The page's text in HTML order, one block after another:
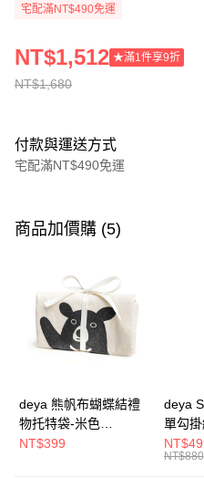
宅配滿NT$490免運
NT$1,680
NT$1,512 ★滿1件享9折
付款與運送方式
宅配滿NT$490免運
信用卡一次付款
3 期 0 利率 每期
合作金庫商業銀行
華南商業銀行
上海商業儲蓄銀行
臺灣中小企業銀行
匯豐（台灣）商業銀行
聯邦商業銀行
元大商業銀行
超商取貨付款
街口支付
商品加價購 (5)
deya 熊帆布蝴蝶結禮
物托特袋-米色
22020409
NT$399
deya
單勾
NT$880